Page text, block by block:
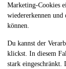
Marketing-Cookies
wiedererkennen und
können.
Du kannst der
klickst. In diesem
stark eingeschränkt.